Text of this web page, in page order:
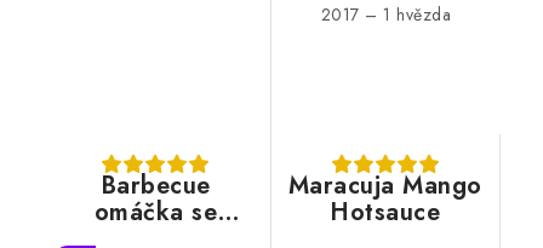
2017 – 1 hvězda
Barbecue
omáčka se
sušenými rajčaty
Maracuja Mango
Hotsauce